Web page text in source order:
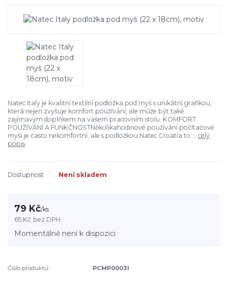
Natec Italy je kvalitní textilní podložka pod myš s unikátní grafikou,
která nejen zvyšuje komfort používání, ale může být také
zajímavým doplňkem na vašem pracovním stolu. KOMFORT
POUŽÍVÁNÍ A FUNKČNOSTNěkolikahodinové používání počítačové
myši je často nekomfortní, ale s podložkou Natec Croatia to ... celý
popis
Dostupnost Není skladem
79 Kč/ks
65 Kč bez DPH
Momentálně není k dispozici
Číslo produktu: PCMP0003I